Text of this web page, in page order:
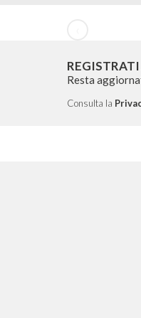
Resta
Consulta la